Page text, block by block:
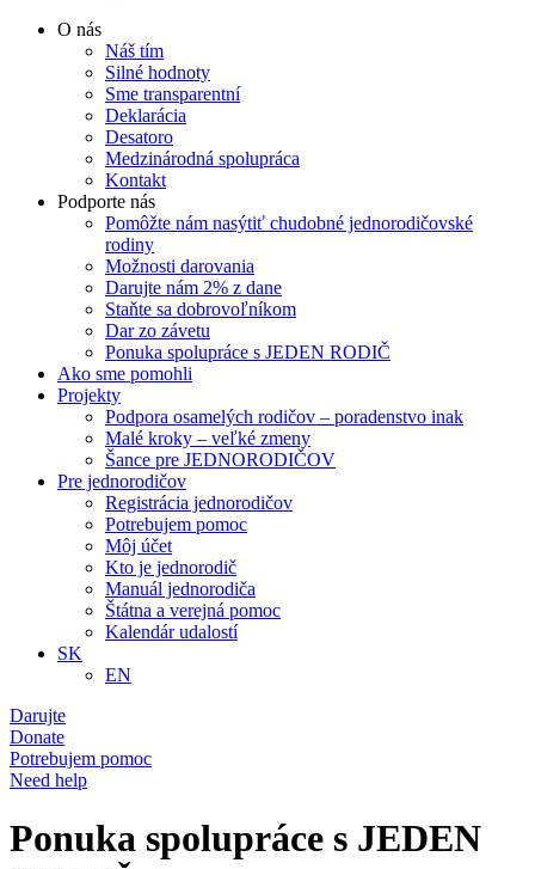
O nás
Náš tím
Silné hodnoty
Sme transparentní
Deklarácia
Desatoro
Medzinárodná spolupráca
Kontakt
Podporte nás
Pomôžte nám nasýtiť chudobné jednorodičovské
rodiny
Možnosti darovania
Darujte nám 2% z dane
Staňte sa dobrovoľníkom
Dar zo závetu
Ponuka spolupráce s JEDEN RODIČ
Ako sme pomohli
Projekty
Podpora osamelých rodičov – poradenstvo inak
Malé kroky – veľké zmeny
Šance pre JEDNORODIČOV
Pre jednorodičov
Registrácia jednorodičov
Potrebujem pomoc
Môj účet
Kto je jednorodič
Manuál jednorodiča
Štátna a verejná pomoc
Kalendár udalostí
SK
EN
Darujte
Donate
Potrebujem pomoc
Need help
Ponuka spolupráce s JEDEN